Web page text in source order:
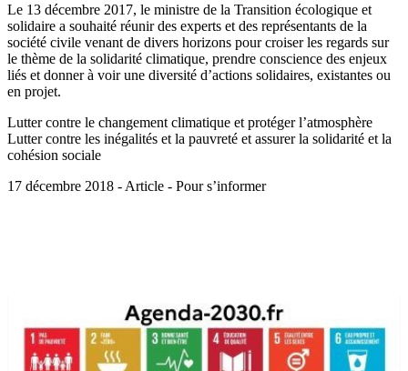
Le 13 décembre 2017, le ministre de la Transition écologique et
solidaire a souhaité réunir des experts et des représentants de la
société civile venant de divers horizons pour croiser les regards sur
le thème de la solidarité climatique, prendre conscience des enjeux
liés et donner à voir une diversité d’actions solidaires, existantes ou
en projet.
Lutter contre le changement climatique et protéger l’atmosphère
Lutter contre les inégalités et la pauvreté et assurer la solidarité et la
cohésion sociale
17 décembre 2018 - Article - Pour s’informer